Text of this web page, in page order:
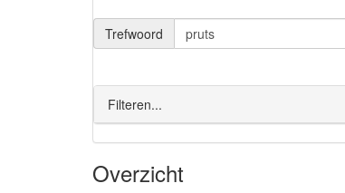
Trefwoord
Filteren...
Overzicht